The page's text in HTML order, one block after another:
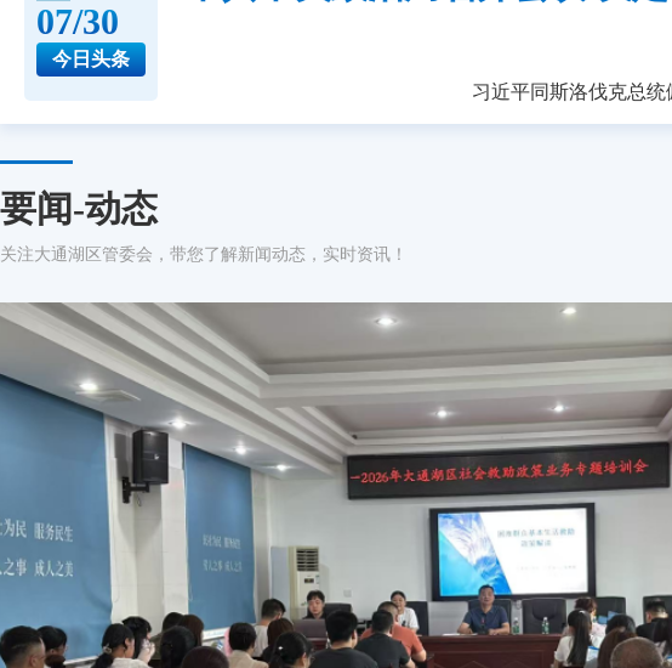
07/30
今日头条
习近平同斯洛伐克总
要闻-动态
关注大通湖区管委会，带您了解新闻动态，实时资讯！
29
2026-07
以练为战 以战促防！大通湖区开展省运会医疗卫生保
应急演练
09 强化农业面源污染源头管控 提升耕地质量保护水平
远程数据失效！请联系管理员
24
2026-07
《体育强国建设“十五五”规划》发布 系统部署体育高
16 李强同柬埔寨首相洪玛奈会谈